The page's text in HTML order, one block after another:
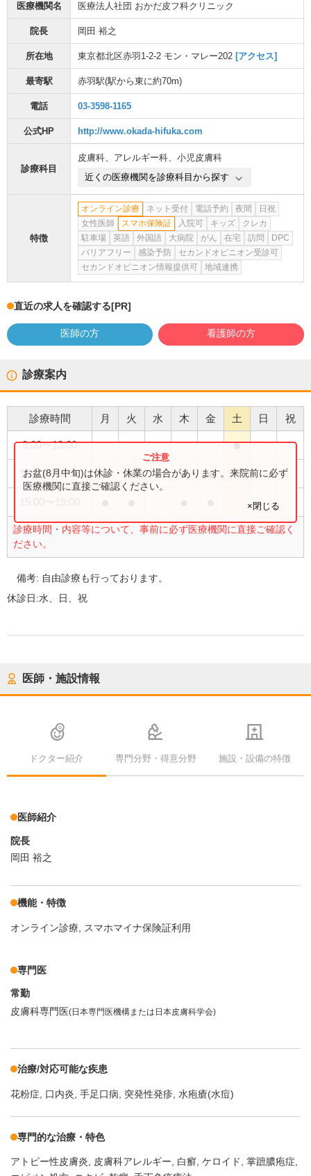
医療機関名 医療法人社団 おかだ皮フ科クリニック
院長 岡田 裕之
所在地 東京都北区赤羽1-2-2 モン・マレー202 [アクセス]
最寄駅 赤羽駅(駅から東に約70m)
電話 03-3598-1165
公式HP http://www.okada-hifuka.com
診療科目
皮膚科、 アレルギー科、 小児皮膚科
近くの医療機関を診療科目から探す
特徴
オンライン診療 ネット受付 電話予約 夜間
日祝
女性医師
スマホ保険証 入院可 キッズ
クレカ
駐車場
英語 外国語 大病院 がん 在宅 訪問
DPC
バリアフリー
感染予防
セカンドオピニオン受診可
セカンドオピニオン情報提供可
地域連携
直近の求人を確認する[PR]
医師の方 看護師の方
診療案内
診療時間 月 火 水 木 金 土 日 祝
9:00〜13:00 ●
10:00〜13:00 ● ● ● ●
診療時間・内容等について、事前に必ず医療機関に直接ご確認く
ださい。
お盆(8月中旬)は休診・休業の場合があります。来院前に必ず
医療機関に直接ご確認ください。
×閉じる
備考: 自由診療も行っております。
休診日:水、日、祝
医師・施設情報
ドクター紹介 専門分野・得意分野 施設・設備の特徴
医師紹介
院長
岡田 裕之
機能・特徴
オンライン診療 スマホマイナ保険証利用
専門医
常勤
皮膚科専門医(日本専門医機構または日本皮膚科学会)
治療/対応可能な疾患
花粉症 口内炎 手足口病 突発性発疹 水疱瘡(水痘)
専門的な治療・特色
アトピー性皮膚炎 皮膚科アレルギー 白癬 ケロイド
掌蹠膿疱症